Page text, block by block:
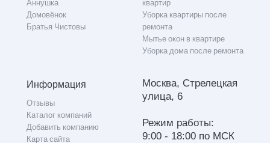
Аннушка
Домовёнок
Братья Чистовы
квартир
Уборка квартиры после
ремонта
Мытье окон в квартире
Уборка дома после ремонта
Информация
Отзывы
Каталог компаний
Добавить компанию
Карта сайта
Москва, Стрелецкая
улица, 6
Режим работы:
9:00 - 18:00 по МСК